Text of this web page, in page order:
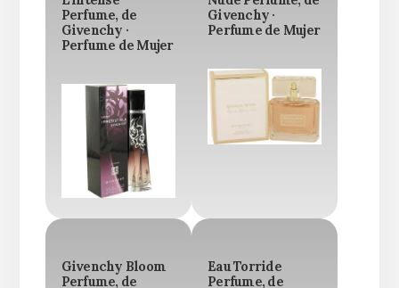
Perfume, de
Givenchy ·
Perfume de Mujer
Givenchy ·
Perfume de Mujer
Givenchy Bloom
Perfume, de
Eau Torride
Perfume, de